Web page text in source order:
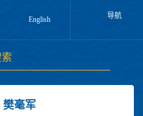
English 导航
樊毫军